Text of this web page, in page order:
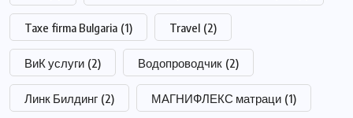
Taxe firma Bulgaria (1) Travel (2)
ВиК услуги (2) Водопроводчик (2)
Линк Билдинг (2) МАГНИФЛЕКС матраци (1)